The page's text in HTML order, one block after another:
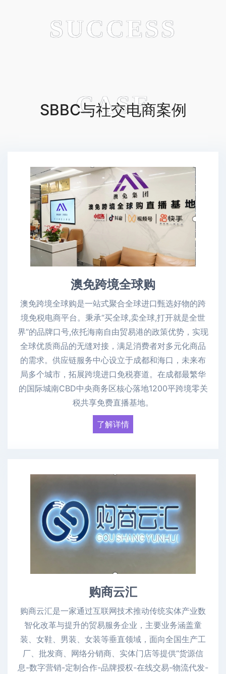
SUCCESS
CASE
SBBC与社交电商案例
澳免跨境全球购
澳免跨境全球购是一站式聚合全球进口甄选好物的跨
境免税电商平台。秉承“买全球,卖全球,打开就是全世
界”的品牌口号,依托海南自由贸易港的政策优势，实现
全球优质商品的无缝对接，满足消费者对多元化商品
的需求。供应链服务中心设立于成都和海口，未来布
局多个城市，拓展跨境进口免税赛道。在成都最繁华
的国际城南CBD中央商务区核心落地1200平跨境零关
税共享免费直播基地。
了解详情
购商云汇
购商云汇是一家通过互联网技术推动传统实体产业数
智化改革与提升的贸易服务企业，主要业务涵盖童
装、女鞋、男装、女装等垂直领域，面向全国生产工
厂、批发商、网络分销商、实体门店等提供“货源信
息-数字营销-定制合作-品牌授权-在线交易-物流代发-